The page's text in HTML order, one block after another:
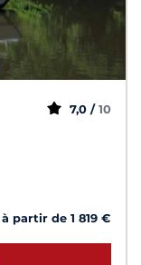
7,0 / 10
à partir de 1 819 €